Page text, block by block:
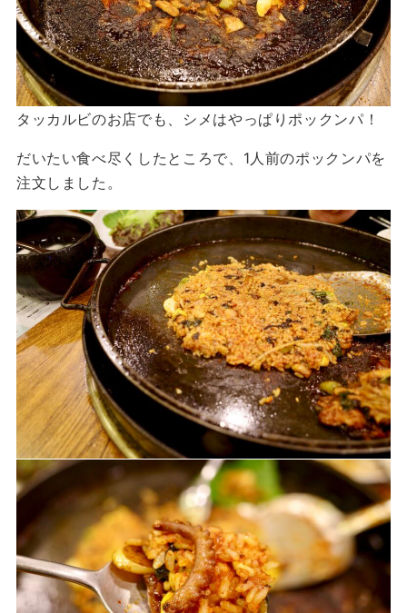
タッカルビのお店でも、シメはやっぱりポックンパ！
だいたい食べ尽くしたところで、1人前のポックンパを
注文しました。